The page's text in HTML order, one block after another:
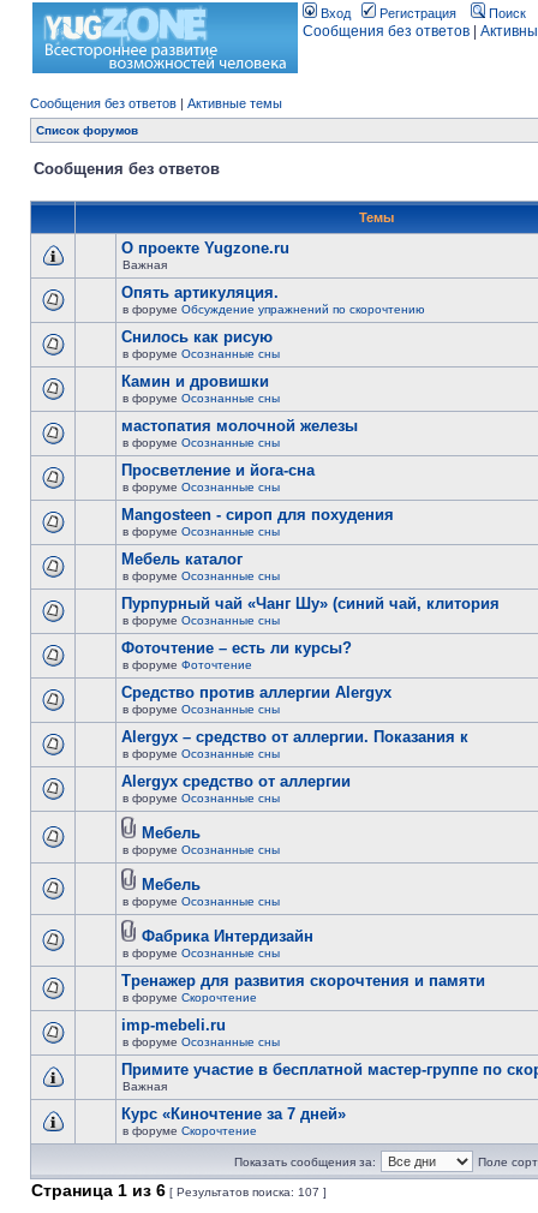
Вход Регистрация Поиск
Сообщения без ответов
Сообщения без ответов | Активные темы
Список форумов
Сообщения без ответов
Темы
О проекте Yugzone.ru
Важная
Опять артикуляция.
в форуме Обсуждение упражнений по скорочтению
Снилось как рисую
в форуме Осознанные сны
Камин и дровишки
в форуме Осознанные сны
мастопатия молочной железы
в форуме Осознанные сны
Просветление и йога-сна
в форуме Осознанные сны
Mangosteen - сироп для похудения
в форуме Осознанные сны
Мебель каталог
в форуме Осознанные сны
Пурпурный чай «Чанг Шу» (синий чай, клитория
в форуме Осознанные сны
Фоточтение – есть ли курсы?
в форуме Фоточтение
Cредство против аллергии Alergyx
в форуме Осознанные сны
Alergyx – средство от аллергии. Показания к
в форуме Осознанные сны
Alergyx средство от аллергии
в форуме Осознанные сны
Мебель
в форуме Осознанные сны
Мебель
в форуме Осознанные сны
Фабрика Интердизайн
в форуме Осознанные сны
Тренажер для развития скорочтения и памяти
в форуме Скорочтение
imp-mebeli.ru
в форуме Осознанные сны
Примите участие в бесплатной мастер-группе по
Важная
Курс «Киночтение за 7 дней»
в форуме Скорочтение
Показать сообщения за: Поле
Страница 1 из 6 [ Результатов поиска: 107 ]